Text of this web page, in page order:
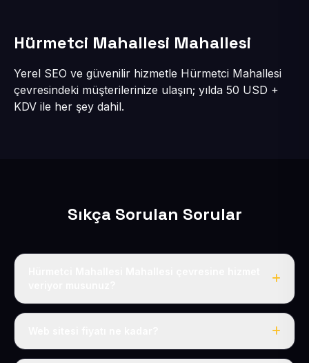
Hürmetci Mahallesi Mahallesi
Yerel SEO ve güvenilir hizmetle Hürmetci Mahallesi
çevresindeki müşterilerinize ulaşın; yılda 50 USD +
KDV ile her şey dahil.
Sıkça Sorulan Sorular
Evet, Hürmetci Mahallesi dahil tüm Hacılar Köyler ve
Tek fiyat: yılda 50 USD + KDV, her şey dahil.